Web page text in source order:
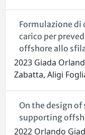
Formulazione di
carico per
offshore allo
2023 Giada
Zabatta, Aligi
On the design
supporting
2022 Orlando